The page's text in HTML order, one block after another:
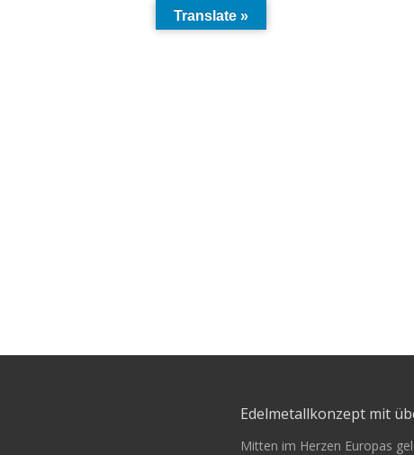
Edelmetallkonzept mit
Mitten im Herzen Europas
Translate »